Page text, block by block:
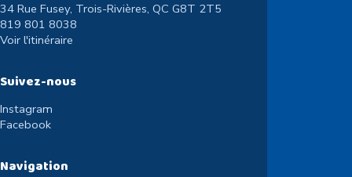
34 Rue Fusey, Trois-Rivières, QC G8T 2T5
819 801 8038
Voir l'itinéraire
Suivez-nous
Instagram
Facebook
Navigation